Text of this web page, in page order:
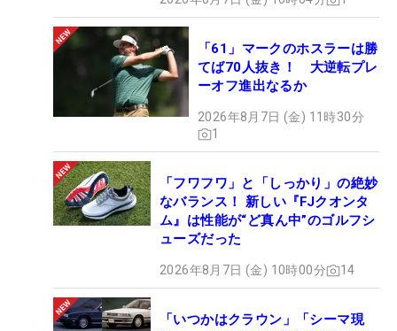
「61」マークのホスラーは勝
てば70人抜き！ 大逆転プレ
ーオフ進出なるか
2026年8月7日 (金) 11時30分
1
「フワフワ」と「しっかり」の絶妙
なバランス！ 新しい『FJクオンタ
ム』は性能が“ど真ん中”のゴルフシ
ューズだった
2026年8月7日 (金) 10時00分 14
「いつかはクラウン」「シーマ現